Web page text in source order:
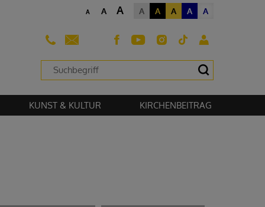
zu können.
A A A A A A A A
KUNST & KULTUR KIRCHENBEITRAG